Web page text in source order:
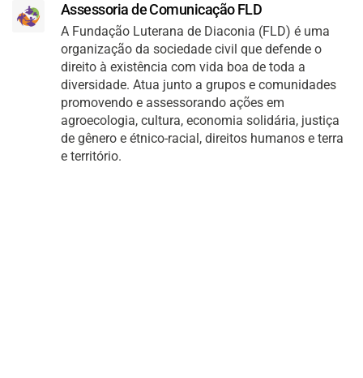
Assessoria de Comunicação FLD
A Fundação Luterana de Diaconia (FLD) é uma
organização da sociedade civil que defende o
direito à existência com vida boa de toda a
diversidade. Atua junto a grupos e comunidades
promovendo e assessorando ações em
agroecologia, cultura, economia solidária, justiça
de gênero e étnico-racial, direitos humanos e terra
e território.